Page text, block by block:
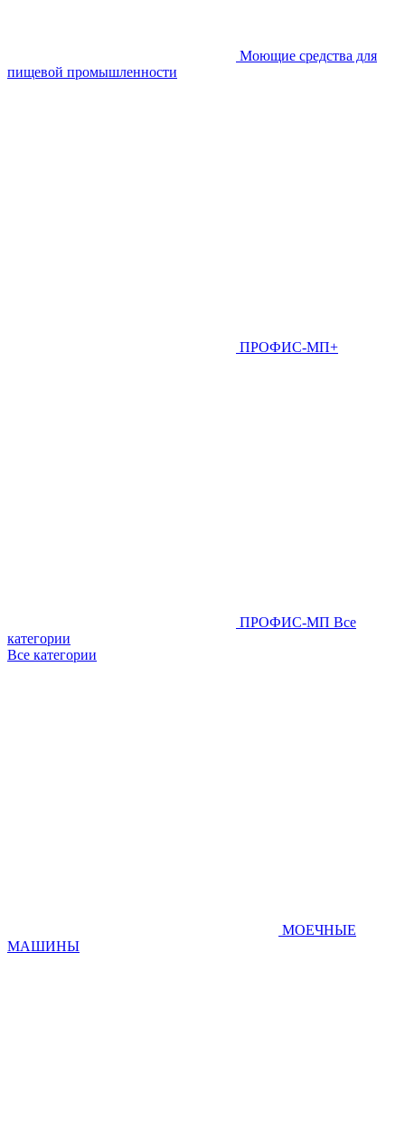
Моющие средства для
пищевой промышленности
ПРОФИС-МП+
ПРОФИС-МП Все
категории
Все категории
МОЕЧНЫЕ
МАШИНЫ